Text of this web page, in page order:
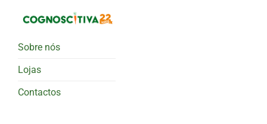
Sobre nós
Lojas
Contactos